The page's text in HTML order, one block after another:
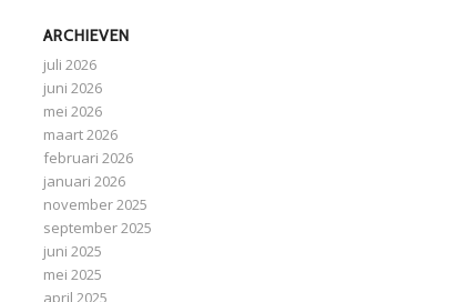
ARCHIEVEN
juli 2026
juni 2026
mei 2026
maart 2026
februari 2026
januari 2026
november 2025
september 2025
juni 2025
mei 2025
april 2025